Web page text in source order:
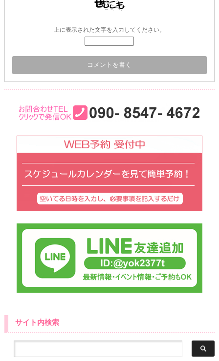
上に表示された文字を入力してください。
サイト内検索